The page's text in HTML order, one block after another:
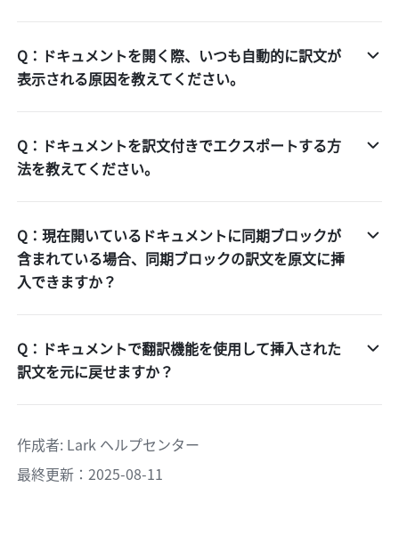
Q：ドキュメントを開く際、いつも自動的に訳文が
表示される原因を教えてください。
Q：ドキュメントを訳文付きでエクスポートする方
法を教えてください。
Q：現在開いているドキュメントに同期ブロックが
含まれている場合、同期ブロックの訳文を原文に挿
入できますか？
Q：ドキュメントで翻訳機能を使用して挿入された
訳文を元に戻せますか？
作成者: Lark ヘルプセンター
最終更新：2025-08-11